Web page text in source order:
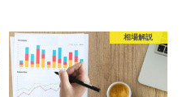
相場解説